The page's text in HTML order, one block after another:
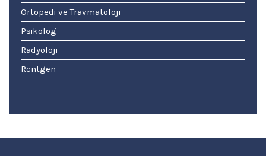
Ortopedi ve Travmatoloji
Psikolog
Radyoloji
Röntgen